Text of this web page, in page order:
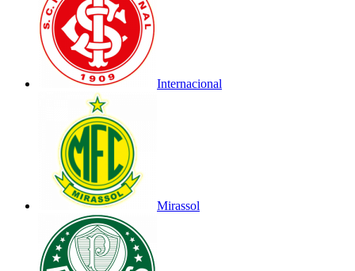
Internacional
Mirassol